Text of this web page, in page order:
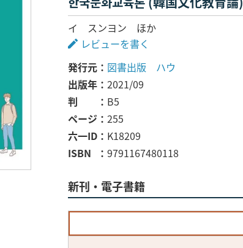
イ スンヨン ほか
レビューを書く
発行元
図書出版 ハウ
出版年
2021/09
判
B5
ページ
255
六一ID
K18209
ISBN
9791167480118
新刊・電子書籍